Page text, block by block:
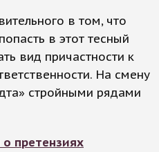
в том, что
в этот тесный
вид причастности к
На смену
стройными рядами
претензиях